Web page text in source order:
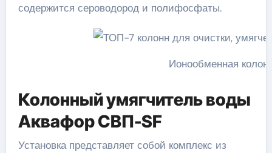
содержится сероводород и полифосфаты.
Ионообменная
Колонный умягчитель воды
Аквафор СВП-SF
Установка представляет собой комплекс из